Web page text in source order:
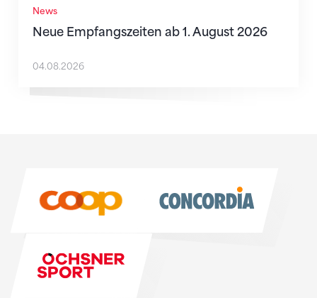
News
Neue Empfangszeiten ab 1. August 2026
04.08.2026